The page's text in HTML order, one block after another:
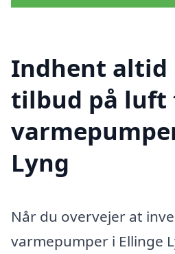
Indhent altid
tilbud på luft
Lyng
Når du overvejer at
varmepumper i Ellinge